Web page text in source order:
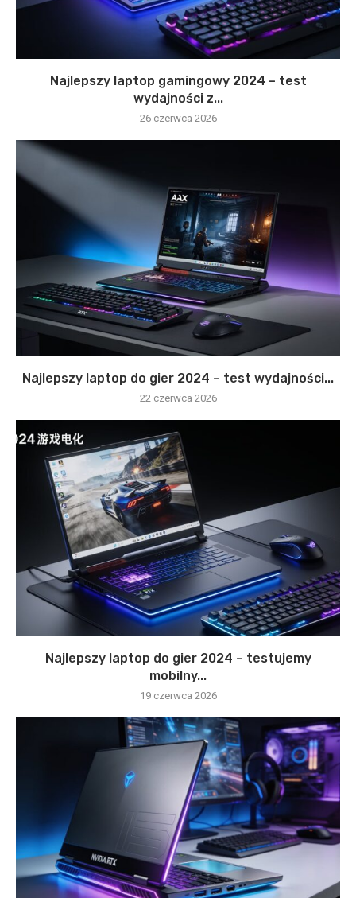
Najlepszy laptop gamingowy 2024 – test
wydajności z...
26 czerwca 2026
Najlepszy laptop do gier 2024 – test wydajności...
22 czerwca 2026
Najlepszy laptop do gier 2024 – testujemy
mobilny...
19 czerwca 2026